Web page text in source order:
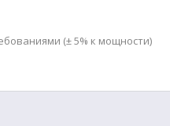
(± 5% к мощности)